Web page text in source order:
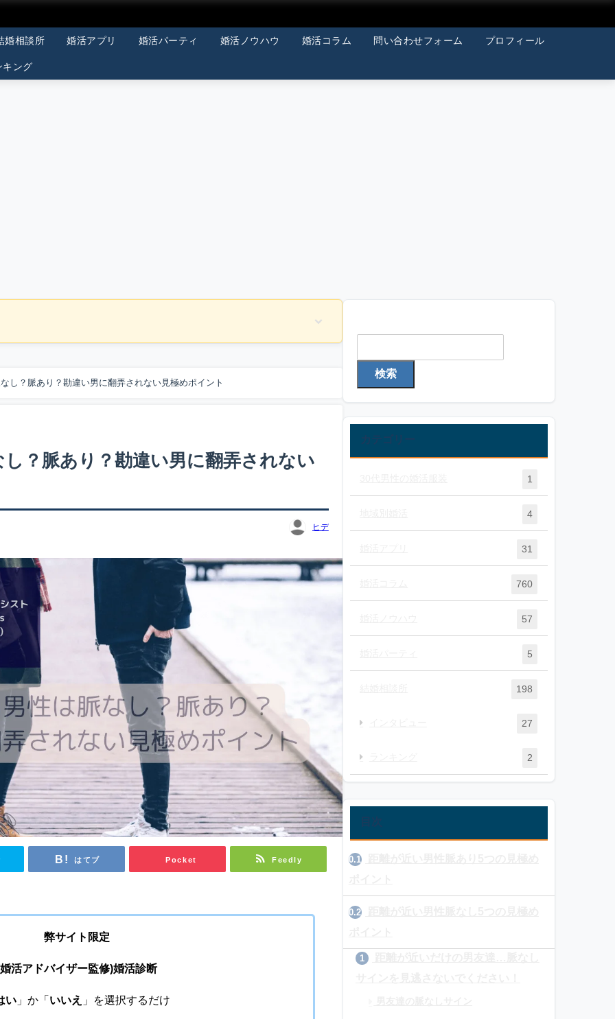
婚相談所 婚活アプリ 婚活パーティ 婚活ノウハウ 婚活コラム 問い合わせフォーム プロフィール
キング
し？脈あり？勘違い男に翻弄されない見極めポイント
？脈あり？勘違い男に翻弄されない
ヒデ
はてブ Pocket Feedly
弊サイト限定
活アドバイザー監修)婚活診断
い」か「 いいえ 」を選択するだけ
検索
カテゴリー
1
4
31
760
57
5
198
27
2
目次
0.1
0.2
1